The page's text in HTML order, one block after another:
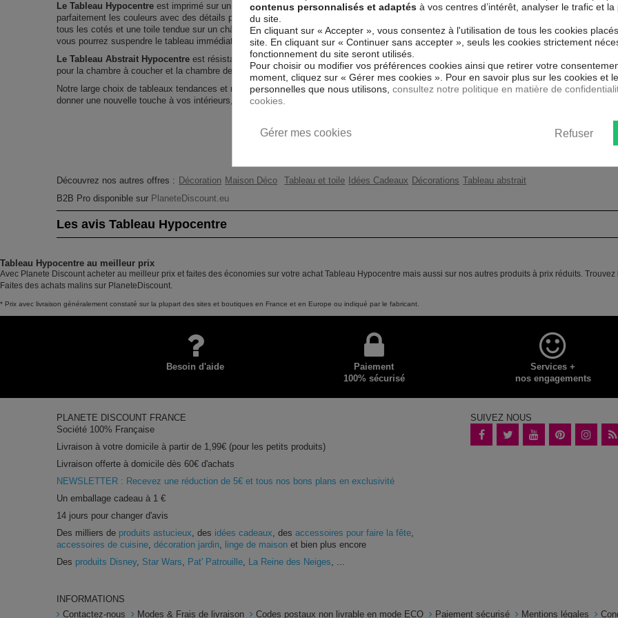
Le Tableau Hypocentre est imprimé sur un papier intissé spécial et de haute qualité qui reflète
parfaitement les couleurs avec des détails parfaitement reproduits. Grâce à une impression sur
tous les cotés et une toile tendue sur un châssis fait de matériaux respectueux de l'environnement,
vous pourrez suspendre le tableau immédiatement sans avoir à l'encadrer.
Le Tableau Abstrait Hypocentre est résistant aux rayons UV, inodore et 100 % sûr, parfait même
pour la chambre à coucher et la chambre des enfants.
Notre large choix de tableaux tendances et modernes constituent un moyen simple et pas cher de
donner une nouvelle touche à vos intérieurs, il y en a pour tous les goût.
Thème
Impression
Découvrez nos autres offres : Décoration Maison Déco Tableau et toile Idées Cadeaux Décorations Tableau abstrait
B2B Pro disponible sur PlaneteDiscount.eu
Les avis Tableau Hypocentre
Tableau Hypocentre au meilleur prix
Avec Planete Discount acheter au meilleur prix et faites des économies sur votre achat Tableau Hypocentre mais aussi sur nos autres produits à prix réduits.
Faites des achats malins sur PlaneteDiscount.
* Prix avec livraison généralement constaté sur la plupart des sites et boutiques en France et en Europe ou indiqué par le fabricant.
Besoin d'aide
Paiement
100% sécurisé
Services +
nos engagements
PLANETE DISCOUNT FRANCE
Société 100% Française
Livraison à votre domicile à partir de 1,99€ (pour les petits produits)
Livraison offerte à domicile dès 60€ d'achats
NEWSLETTER : Recevez une réduction de 5€ et tous nos bons plans en exclusivité
Un emballage cadeau à 1 €
14 jours pour changer d'avis
Des milliers de produits astucieux , des idées cadeaux , desaccessoires pour faire la fête
accessoires de cuisine ,décoration jardin linge de maison et bien plus encore
Des produits Disney, Star Wars Pat' Patrouille La Reine des Neiges
SUIVEZ NOUS
INFORMATIONS
Contactez-nous
Modes & Frais de livraison Codes postaux non livrable en mode ECO Paiement sécurisé Mentions légales
contenus personnalisés et adaptés à vos centres d’intérêt, analyser le trafic et
du site.
En cliquant sur « Accepter », vous consentez à l'utilisation de tous les cookies
site. En cliquant sur « Continuer sans accepter », seuls les cookies strictement
fonctionnement du site seront utilisés.
Pour choisir ou modifier vos préférences cookies ainsi que retirer votre
moment, cliquez sur « Gérer mes cookies ». Pour en savoir plus sur les cookies et
personnelles que nous utilisons, consultez notre politique en matière de
cookies.
Refuser
Gérer mes cookies